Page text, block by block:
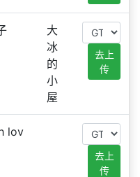
大
冰
的
小
屋
去上
传
lov
去上
传